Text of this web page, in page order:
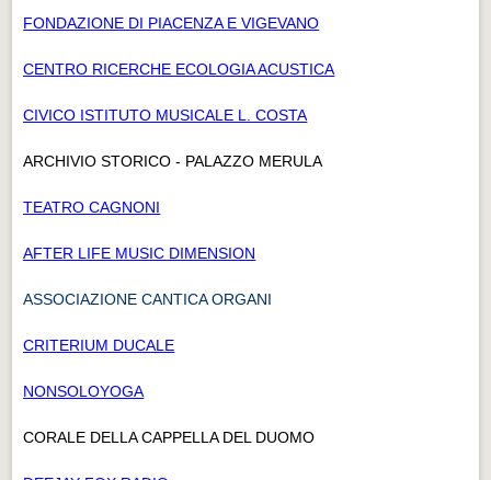
FONDAZIONE DI PIACENZA E VIGEVANO
CENTRO RICERCHE ECOLOGIA ACUSTICA
CIVICO ISTITUTO MUSICALE L. COSTA
ARCHIVIO STORICO - PALAZZO MERULA
TEATRO CAGNONI
AFTER LIFE MUSIC DIMENSION
ASSOCIAZIONE CANTICA ORGANI
CRITERIUM DUCALE
NONSOLOYOGA
CORALE DELLA CAPPELLA DEL DUOMO